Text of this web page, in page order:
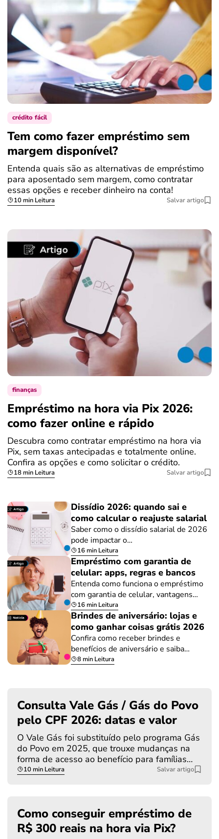
crédito fácil
Tem como fazer empréstimo sem
margem disponível?
Entenda quais são as alternativas de empréstimo
para aposentado sem margem, como contratar
essas opções e receber dinheiro na conta!
10 min Leitura Salvar artigo
finanças
Empréstimo na hora via Pix 2026:
como fazer online e rápido
Descubra como contratar empréstimo na hora via
Pix, sem taxas antecipadas e totalmente online.
Confira as opções e como solicitar o crédito.
18 min Leitura Salvar artigo
Dissídio 2026: quando sai e
como calcular o reajuste salarial
Saber como o dissídio salarial de 2026
pode impactar o…
16 min Leitura
Empréstimo com garantia de
celular: apps, regras e bancos
Entenda como funciona o empréstimo
com garantia de celular, vantagens…
16 min Leitura
Brindes de aniversário: lojas e
como ganhar coisas grátis 2026
Confira como receber brindes e
benefícios de aniversário e saiba…
8 min Leitura
Consulta Vale Gás / Gás do Povo
pelo CPF 2026: datas e valor
O Vale Gás foi substituído pelo programa Gás
do Povo em 2025, que trouxe mudanças na
forma de acesso ao benefício para famílias…
10 min Leitura Salvar artigo
Como conseguir empréstimo de
R$ 300 reais na hora via Pix?